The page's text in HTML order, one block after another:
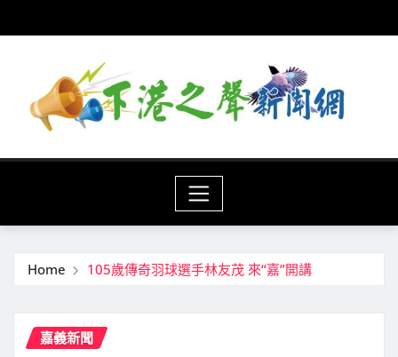
to
Home 105歲傳奇羽球選手林友茂 來“嘉”開講
嘉義新聞